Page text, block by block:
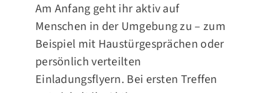
Am Anfang geht ihr aktiv auf
Menschen in der Umgebung zu – zum
Beispiel mit Haustürgesprächen oder
persönlich verteilten
Einladungsflyern. Bei ersten Treffen